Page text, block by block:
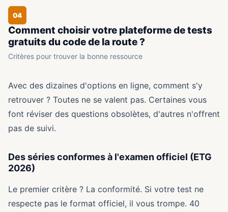
04
Comment choisir votre plateforme de tests
gratuits du code de la route ?
Critères pour trouver la bonne ressource
Avec des dizaines d'options en ligne, comment s'y
retrouver ? Toutes ne se valent pas. Certaines vous
font réviser des questions obsolètes, d'autres n'offrent
pas de suivi.
Des séries conformes à l'examen officiel (ETG
2026)
Le premier critère ? La conformité. Si votre test ne
respecte pas le format officiel, il vous trompe. 40